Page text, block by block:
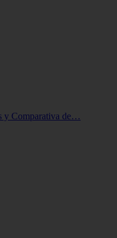
y Comparativa de…